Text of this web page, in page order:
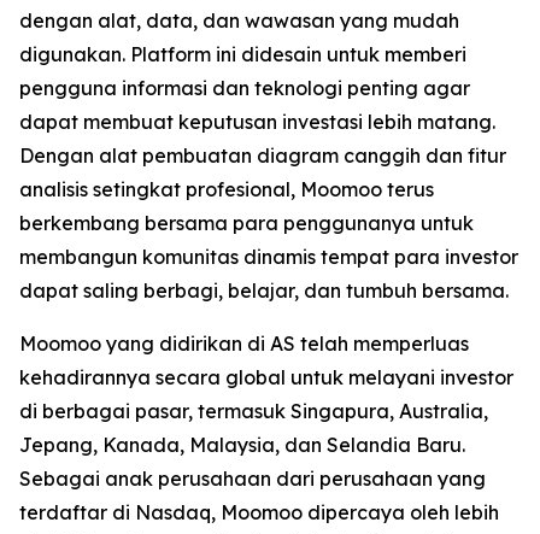
dengan alat, data, dan wawasan yang mudah
digunakan. Platform ini didesain untuk memberi
pengguna informasi dan teknologi penting agar
dapat membuat keputusan investasi lebih matang.
Dengan alat pembuatan diagram canggih dan fitur
analisis setingkat profesional, Moomoo terus
berkembang bersama para penggunanya untuk
membangun komunitas dinamis tempat para investor
dapat saling berbagi, belajar, dan tumbuh bersama.
Moomoo yang didirikan di AS telah memperluas
kehadirannya secara global untuk melayani investor
di berbagai pasar, termasuk Singapura, Australia,
Jepang, Kanada, Malaysia, dan Selandia Baru.
Sebagai anak perusahaan dari perusahaan yang
terdaftar di Nasdaq, Moomoo dipercaya oleh lebih